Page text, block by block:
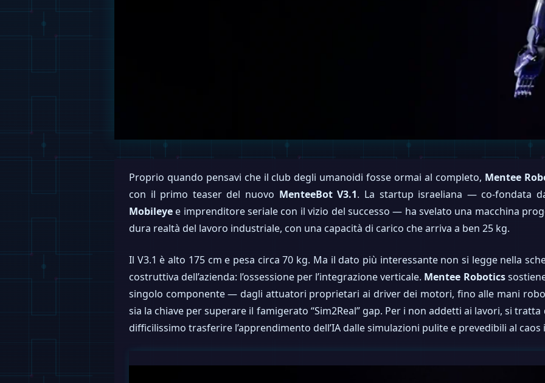
Proprio quando pensavi che il club degli umanoidi fosse ormai al completo, Mentee
con il primo teaser del nuovo MenteeBot V3.1. La startup israeliana — co-fondata
Mobileye e imprenditore seriale con il vizio del successo — ha svelato una macchina
dura realtà del lavoro industriale, con una capacità di carico che arriva a ben 25 kg.
Il V3.1 è alto 175 cm e pesa circa 70 kg. Ma il dato più interessante non si legge nella
costruttiva dell’azienda: l’ossessione per l’integrazione verticale. Mentee Robotics
singolo componente — dagli attuatori proprietari ai driver dei motori, fino alle mani
sia la chiave per superare il famigerato “Sim2Real” gap. Per i non addetti ai lavori, si
difficilissimo trasferire l’apprendimento dell’IA dalle simulazioni pulite e prevedibili al